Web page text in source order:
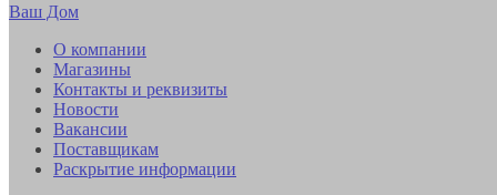
Ваш Дом
О компании
Магазины
Контакты и реквизиты
Новости
Вакансии
Поставщикам
Раскрытие информации